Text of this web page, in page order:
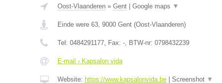
Oost-Vlaanderen» Gent| Google maps ▼
Einde were 63, 9000 Gent(Oost-Vlaanderen)
Tel: 0484291177, Fax: -, BTW-nr: 0798432239
E-mail › Kapsalon vida
Website: https://www.kapsalonvida.be| Screenshot ▼